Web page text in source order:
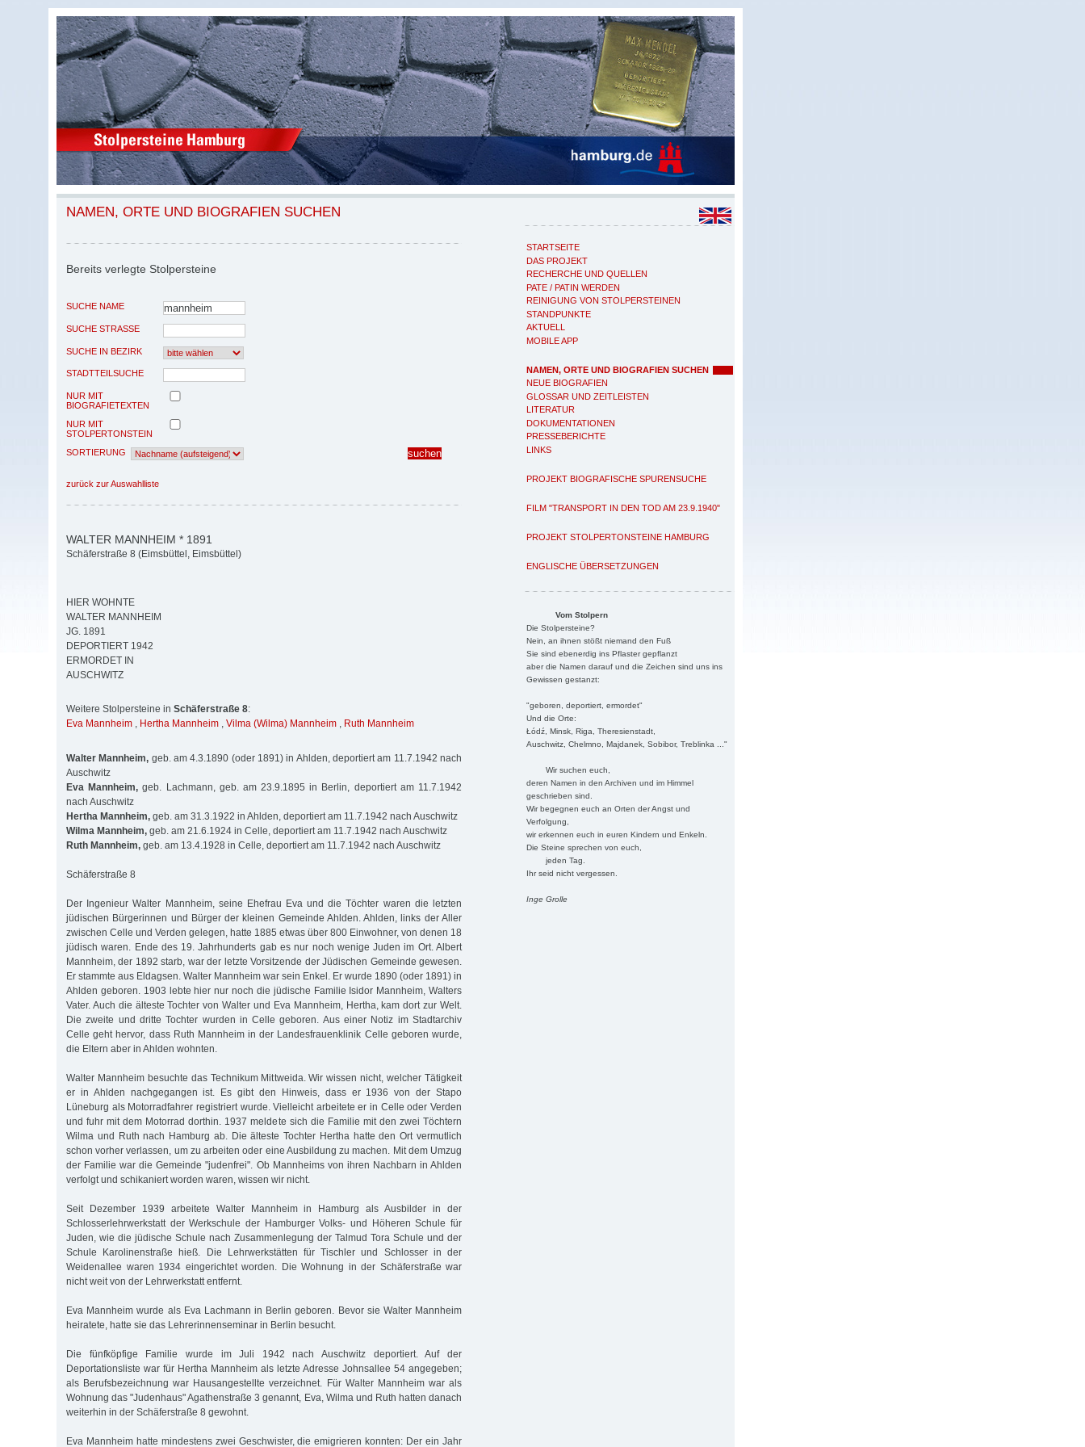
STARTSEITE
DAS PROJEKT
RECHERCHE UND QUELLEN
PATE / PATIN WERDEN
REINIGUNG VON STOLPERSTEINEN
STANDPUNKTE
AKTUELL
MOBILE APP
NAMEN, ORTE UND BIOGRAFIEN SUCHEN
NEUE BIOGRAFIEN
GLOSSAR UND ZEITLEISTEN
LITERATUR
DOKUMENTATIONEN
PRESSEBERICHTE
LINKS
PROJEKT BIOGRAFISCHE SPURENSUCHE
FILM "TRANSPORT IN DEN TOD AM 23.9.1940"
PROJEKT STOLPERTONSTEINE HAMBURG
ENGLISCHE ÜBERSETZUNGEN
Vom Stolpern
Die Stolpersteine?
Nein, an ihnen stößt niemand den Fuß
Sie sind ebenerdig ins Pflaster gepflanzt
aber die Namen darauf und die Zeichen sind uns ins
Gewissen gestanzt:
"geboren, deportiert, ermordet"
Und die Orte:
Łódź, Minsk, Riga, Theresienstadt,
Auschwitz, Chelmno, Majdanek, Sobibor, Treblinka ..."
Wir suchen euch,
deren Namen in den Archiven und im Himmel
geschrieben sind.
Wir begegnen euch an Orten der Angst und
Verfolgung,
wir erkennen euch in euren Kindern und Enkeln.
Die Steine sprechen von euch,
jeden Tag.
Ihr seid nicht vergessen.
Inge Grolle
NAMEN, ORTE UND BIOGRAFIEN SUCHEN
Bereits verlegte Stolpersteine
SUCHE NAME
SUCHE STRASSE
SUCHE IN BEZIRK
STADTTEILSUCHE
NUR MIT
BIOGRAFIETEXTEN
NUR MIT
STOLPERTONSTEIN
SORTIERUNG
zurück zur Auswahlliste
WALTER MANNHEIM * 1891
Schäferstraße 8 (Eimsbüttel, Eimsbüttel)
HIER WOHNTE
WALTER MANNHEIM
JG. 1891
DEPORTIERT 1942
ERMORDET IN
AUSCHWITZ
Weitere Stolpersteine in Schäferstraße 8:
Eva Mannheim , Hertha Mannheim , Vilma (Wilma) Mannheim , Ruth Mannheim
Walter Mannheim, geb. am 4.3.1890 (oder 1891) in Ahlden, deportiert am 11.7.1942 nach
Auschwitz
Eva Mannheim, geb. Lachmann, geb. am 23.9.1895 in Berlin, deportiert am 11.7.1942
nach Auschwitz
Hertha Mannheim, geb. am 31.3.1922 in Ahlden, deportiert am 11.7.1942 nach Auschwitz
Wilma Mannheim, geb. am 21.6.1924 in Celle, deportiert am 11.7.1942 nach Auschwitz
Ruth Mannheim, geb. am 13.4.1928 in Celle, deportiert am 11.7.1942 nach Auschwitz
Schäferstraße 8
Der Ingenieur Walter Mannheim, seine Ehefrau Eva und die Töchter waren die letzten
jüdischen Bürgerinnen und Bürger der kleinen Gemeinde Ahlden. Ahlden, links der Aller
zwischen Celle und Verden gelegen, hatte 1885 etwas über 800 Einwohner, von denen 18
jüdisch waren. Ende des 19. Jahrhunderts gab es nur noch wenige Juden im Ort. Albert
Mannheim, der 1892 starb, war der letzte Vorsitzende der Jüdischen Gemeinde gewesen.
Er stammte aus Eldagsen. Walter Mannheim war sein Enkel. Er wurde 1890 (oder 1891) in
Ahlden geboren. 1903 lebte hier nur noch die jüdische Familie Isidor Mannheim, Walters
Vater. Auch die älteste Tochter von Walter und Eva Mannheim, Hertha, kam dort zur Welt.
Die zweite und dritte Tochter wurden in Celle geboren. Aus einer Notiz im Stadtarchiv
Celle geht hervor, dass Ruth Mannheim in der Landesfrauenklinik Celle geboren wurde,
die Eltern aber in Ahlden wohnten.
Walter Mannheim besuchte das Technikum Mittweida. Wir wissen nicht, welcher Tätigkeit
er in Ahlden nachgegangen ist. Es gibt den Hinweis, dass er 1936 von der Stapo
Lüneburg als Motorradfahrer registriert wurde. Vielleicht arbeitete er in Celle oder Verden
und fuhr mit dem Motorrad dorthin. 1937 meldete sich die Familie mit den zwei Töchtern
Wilma und Ruth nach Hamburg ab. Die älteste Tochter Hertha hatte den Ort vermutlich
schon vorher verlassen, um zu arbeiten oder eine Ausbildung zu machen. Mit dem Umzug
der Familie war die Gemeinde "judenfrei". Ob Mannheims von ihren Nachbarn in Ahlden
verfolgt und schikaniert worden waren, wissen wir nicht.
Seit Dezember 1939 arbeitete Walter Mannheim in Hamburg als Ausbilder in der
Schlosserlehrwerkstatt der Werkschule der Hamburger Volks- und Höheren Schule für
Juden, wie die jüdische Schule nach Zusammenlegung der Talmud Tora Schule und der
Schule Karolinenstraße hieß. Die Lehrwerkstätten für Tischler und Schlosser in der
Weidenallee waren 1934 eingerichtet worden. Die Wohnung in der Schäferstraße war
nicht weit von der Lehrwerkstatt entfernt.
Eva Mannheim wurde als Eva Lachmann in Berlin geboren. Bevor sie Walter Mannheim
heiratete, hatte sie das Lehrerinnenseminar in Berlin besucht.
Die fünfköpfige Familie wurde im Juli 1942 nach Auschwitz deportiert. Auf der
Deportationsliste war für Hertha Mannheim als letzte Adresse Johnsallee 54 angegeben;
als Berufsbezeichnung war Hausangestellte verzeichnet. Für Walter Mannheim war als
Wohnung das "Judenhaus" Agathenstraße 3 genannt, Eva, Wilma und Ruth hatten danach
weiterhin in der Schäferstraße 8 gewohnt.
Eva Mannheim hatte mindestens zwei Geschwister, die emigrieren konnten: Der ein Jahr